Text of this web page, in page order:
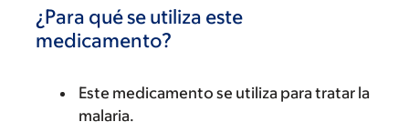
¿Para qué se utiliza este
medicamento?
Este medicamento se utiliza para tratar la
malaria.